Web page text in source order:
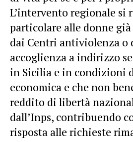
L’intervento regionale si
particolare alle donne
dai Centri antiviolenza o
accoglienza a indirizzo
in Sicilia e in condizioni
economica e che non
reddito di libertà
dall’Inps, contribuendo
risposta alle richieste